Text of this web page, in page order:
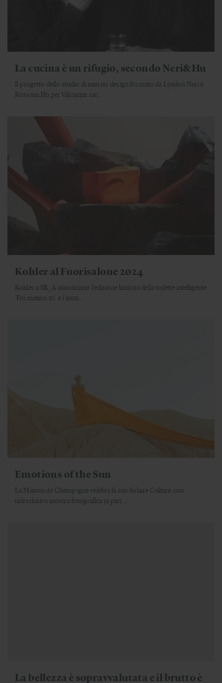
La cucina è un rifugio, secondo Neri&Hu
Il progetto dello studio di interior design formato da Lyndon Neri e
Rossana Hu per Valcucine rac...
Kohler al Fuorisalone 2024
Kohler x SR_A annunciano l'edizione limitata della toilette intelligente
'Formation 02' e l'insta...
Emotions of the Sun
La Maison de Champagne celebra la sua Solaire Culture con
un’esclusiva mostra fotografica in part...
La bellezza è sopravvalutata e il brutto è